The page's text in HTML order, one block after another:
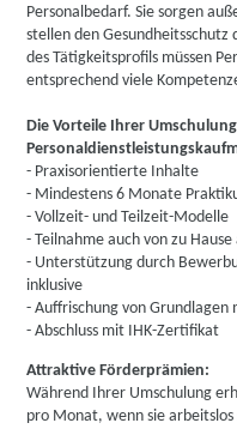
Personalbedarf. Sie sorgen
stellen den
des Tätigkeitsprofils müssen
entsprechend viele
Die Vorteile Ihrer
- Praxisorientierte Inhalte
- Mindestens 6 Monate
- Vollzeit- und Teilzeit-Modelle
- Teilnahme auch von zu
- Unterstützung durch
inklusive
- Auffrischung von
- Abschluss mit IHK-Zertifikat
Attraktive Förderprämien:
Während Ihrer Umschulung
pro Monat, wenn sie